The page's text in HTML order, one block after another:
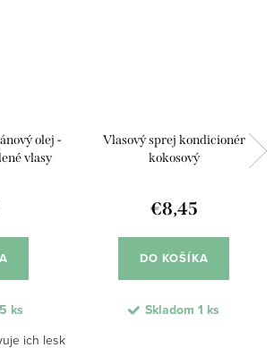
olej -
vlasy
ks
ich lesk
Vlasový sprej kondicionér
kokosový
€8,45
DO KOŠÍKA
Skladom 1 ks